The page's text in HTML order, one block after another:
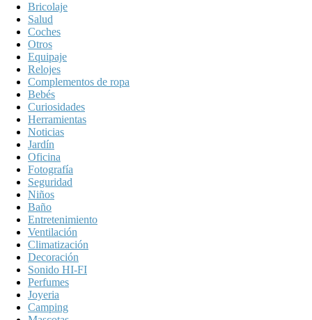
Bricolaje
Salud
Coches
Otros
Equipaje
Relojes
Complementos de ropa
Bebés
Curiosidades
Herramientas
Noticias
Jardín
Oficina
Fotografía
Seguridad
Niños
Baño
Entretenimiento
Ventilación
Climatización
Decoración
Sonido HI-FI
Perfumes
Joyeria
Camping